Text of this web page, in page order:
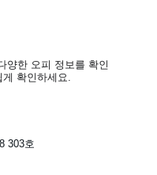
양한 오피 정보를 확인
확인하세요.
303호